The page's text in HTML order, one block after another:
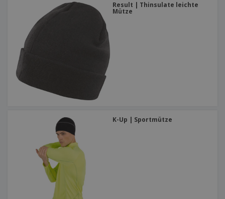
Result | Thinsulate leichte
Mütze
K-Up | Sportmütze